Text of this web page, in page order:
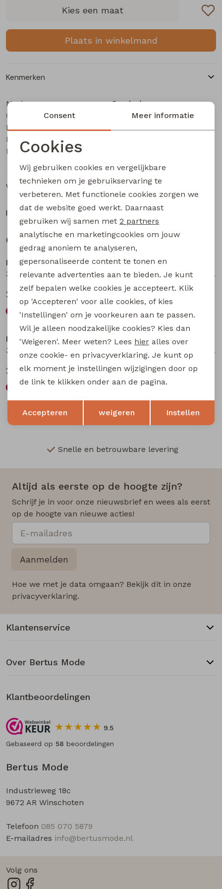
Bermuda's
Kies een maat
Plaats in winkelmand
Kenmerken
Merk
Persival
Categorie
Meisjes sweatshirt
Leverancierscode
3310410 W20141
Bestelcode
Kleur
Winkelvoorraad
Ruilen en retourneren
Gerelateerde producten
Persival
3310401 W20037 meisjes sweatshirt Bordeaux
22,99
Persival
3310403 W20220 meisjes sweatshirt Cream
22,99
Nieuw
Persival
22,99
Nieuw
Persival
3310403 W20220 meisjes sweatshirt Wijnrood
22,99
Snelle en betrouwbare levering
Altijd als eerste op de hoogte zijn?
Schrijf je in voor onze nieuwsbrief en wees als eerst
op de hoogte van nieuwe acties!
Aanmelden
Hoe we met je data omgaan? Bekijk dit in onze
privacyverklaring.
Bertus Mode
Industrieweg 18c
9672 AR Winschoten
Telefoon 085 070 5879
E-mailadres info@bertusmode.nl
Klantenservice
Over Bertus Mode
Klantbeoordelingen
9.5
Gebaseerd op 58 beoordelingen
Volg ons
Noodzakelijke cookies
Analytische cookies
Marketing cookies
Terug Opslaan
Consent Meer informatie
Cookies
Wij gebruiken cookies en vergelijkbare
technieken om je gebruikservaring te
verbeteren. Met functionele cookies zorgen we
dat de website goed werkt. Daarnaast
gebruiken wij samen met 2 partners
analytische en marketingcookies om jouw
gedrag anoniem te analyseren,
gepersonaliseerde content te tonen en
relevante advertenties aan te bieden. Je kunt
zelf bepalen welke cookies je accepteert. Klik
op 'Accepteren' voor alle cookies, of kies
'Instellingen' om je voorkeuren aan te passen.
Wil je alleen noodzakelijke cookies? Kies dan
'Weigeren'. Meer weten? Lees hier alles over
onze cookie- en privacyverklaring. Je kunt op
elk moment je instellingen wijzigingen door op
de link te klikken onder aan de pagina.
Accepteren weigeren Instellen